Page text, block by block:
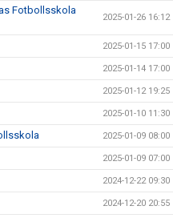
Fotbollsskola
2025-01-26 16:12
2025-01-15 17:00
2025-01-14 17:00
2025-01-12 19:25
2025-01-10 11:30
2025-01-09 08:00
2025-01-09 07:00
2024-12-22 09:30
2024-12-20 20:55